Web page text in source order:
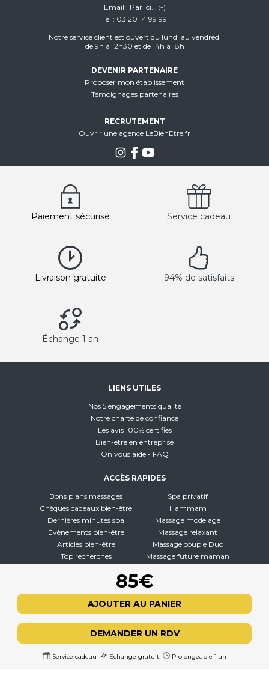
85€
AJOUTER AU PANIER
DEMANDER UN RDV
Service cadeau Échange gratuit Prolongeable 1 an
Email
Par ici... ;-)
Tél
03 20 14 99 99
Notre service client est ouvert du lundi au vendredi
de 9h à 12h30 et de 14h à 18h
DEVENIR PARTENAIRE
Proposer mon établissement
Témoignages partenaires
RECRUTEMENT
Ouvrir une agence LeBienEtre.fr
Paiement sécurisé Service cadeau
Livraison gratuite 94% de satisfaits
Échange 1 an
LIENS UTILES
Nos 5 engagements qualité
Notre charte de confiance
Les avis 100% certifiés
Bien-être en entreprise
On vous aide - FAQ
ACCÈS RAPIDES
Bons plans massages
Chèques cadeaux bien-être
Dernières minutes spa
Évènements bien-être
Articles bien-être
Top recherches
Spa privatif
Hammam
Massage modelage
Massage relaxant
Massage couple Duo
Massage future maman
À PROPOS
CGV - CGU
Mentions légales
Politique de confidentialité